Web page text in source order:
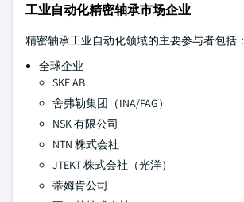
工业自动化精密轴承市场企业
精密轴承工业自动化领域的主要参与者包括：
全球企业
SKF AB
舍弗勒集团（INA/FAG）
NSK 有限公司
NTN 株式会社
JTEKT 株式会社（光洋）
蒂姆肯公司